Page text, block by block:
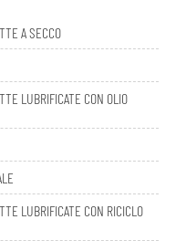
LUBRIFICATE CON OLIO
LUBRIFICATE CON RICICLO